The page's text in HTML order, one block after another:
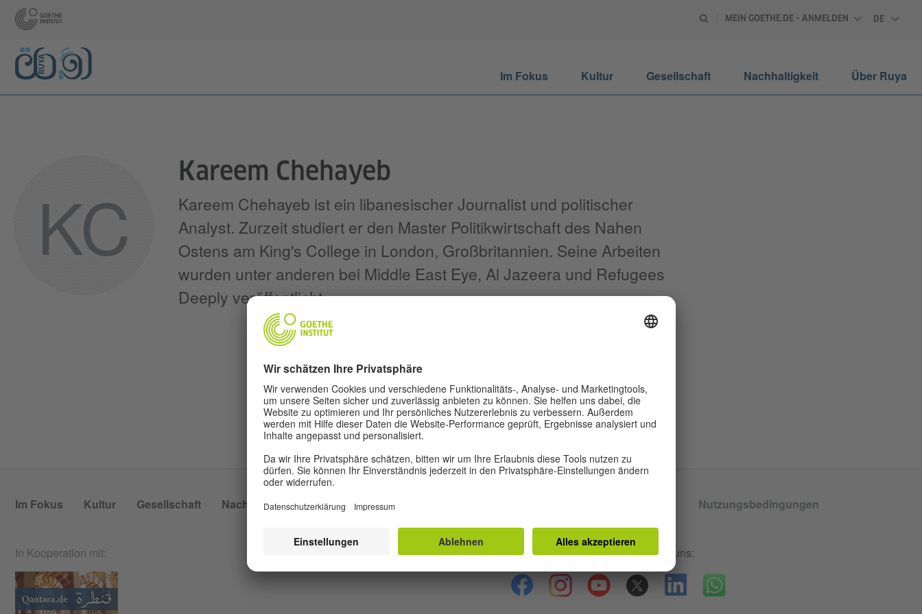
MEIN GOETHE.DE – ANMELDEN
DE
Im Fokus Kultur Gesellschaft Nachhaltigkeit Über Ruya
KC
Kareem Chehayeb
Kareem Chehayeb ist ein libanesischer Journalist und politischer
Analyst. Zurzeit studiert er den Master Politikwirtschaft des Nahen
Ostens am King's College in London, Großbritannien. Seine Arbeiten
wurden unter anderen bei Middle East Eye, Al Jazeera und Refugees
Deeply veröffentlicht.
REDAKTION UND AUTOR*INNEN
Im Fokus Kultur Gesellschaft Nachhaltigkeit Über Ruya
Nutzungsbedingungen
In Kooperation mit: Lasst uns Freunde werden. Folge uns: